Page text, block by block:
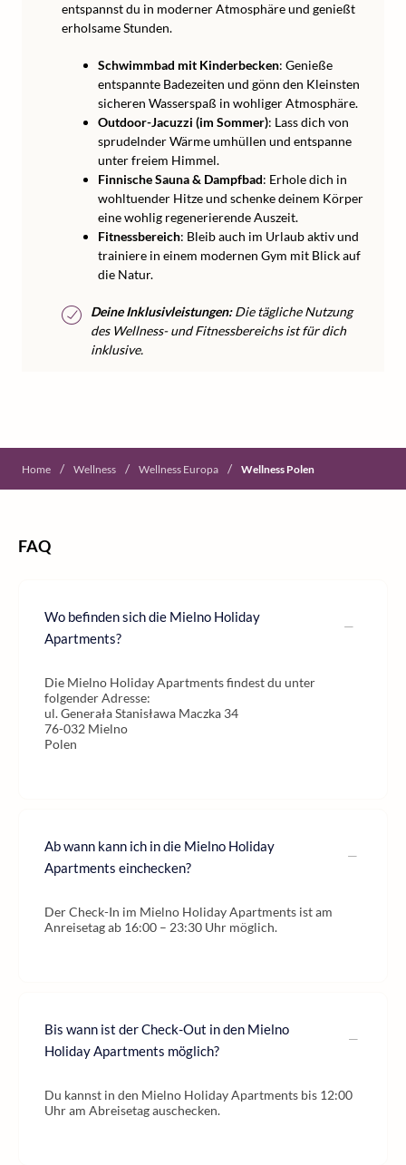
entspannst du in moderner Atmosphäre und genießt
erholsame Stunden.
Schwimmbad mit Kinderbecken: Genieße
entspannte Badezeiten und gönn den Kleinsten
sicheren Wasserspaß in wohliger Atmosphäre.
Outdoor-Jacuzzi (im Sommer): Lass dich von
sprudelnder Wärme umhüllen und entspanne
unter freiem Himmel.
Finnische Sauna & Dampfbad: Erhole dich in
wohltuender Hitze und schenke deinem Körper
eine wohlig regenerierende Auszeit.
Fitnessbereich: Bleib auch im Urlaub aktiv und
trainiere in einem modernen Gym mit Blick auf
die Natur.
Deine Inklusivleistungen:Die tägliche Nutzung
des Wellness- und Fitnessbereichs ist für dich
inklusive.
Home / Wellness / Wellness Europa / Wellness Polen
FAQ
Wo befinden sich die Mielno Holiday
Apartments?
Die Mielno Holiday Apartments findest du unter
folgender Adresse:
ul. Generała Stanisława Maczka 34
76-032 Mielno
Polen
Ab wann kann ich in die Mielno Holiday
Apartments einchecken?
Der Check-In im Mielno Holiday Apartments ist am
Anreisetag ab 16:00 – 23:30 Uhr möglich.
Bis wann ist der Check-Out in den Mielno
Holiday Apartments möglich?
Du kannst in den Mielno Holiday Apartments bis 12:00
Uhr am Abreisetag auschecken.